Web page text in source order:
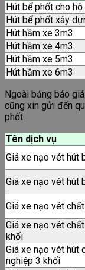
Hút bể phốt cho
Hút bể phốt xây
Hút hầm xe 3m3
Hút hầm xe 4m3
Hút hầm xe 5m3
Hút hầm xe 6m3
Ngoài bảng báo
cũng xin gửi đến
phốt.
Tên dịch vụ
Giá xe nạo vét hút
Giá xe nạo vét hút
Giá xe nạo vét
Giá xe nạo vét
khối
Giá xe nạo vét hút
nghiệp 3 khối